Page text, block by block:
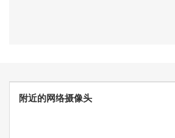
附近的网络摄像头